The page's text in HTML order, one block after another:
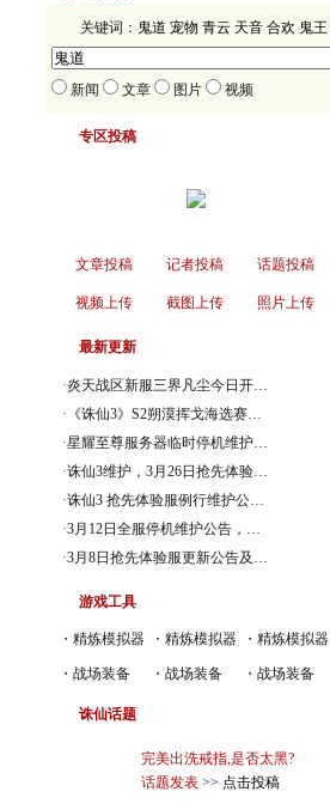
关键词： 鬼道 宠物 青云 天音 合欢 鬼王
新闻 文章 图片 视频
专区投稿
文章投稿 记者投稿 话题投稿
视频上传 截图上传 照片上传
最新更新
·炎天战区新服三界凡尘今日开…
· 《诛仙3》S2朔漠挥戈海选赛…
·星耀至尊服务器临时停机维护…
·诛仙3维护，3月26日抢先体验…
·诛仙3 抢先体验服例行维护公…
·3月12日全服停机维护公告，…
·3月8日抢先体验服更新公告及…
游戏工具
・精炼模拟器 ・精炼模拟器 ・精炼模拟器
・战场装备 ・战场装备 ・战场装备
诛仙话题
完美出洗戒指,是否太黑?
话题发表>> 点击投稿